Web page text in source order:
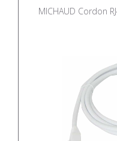
MICHAUD Cordon